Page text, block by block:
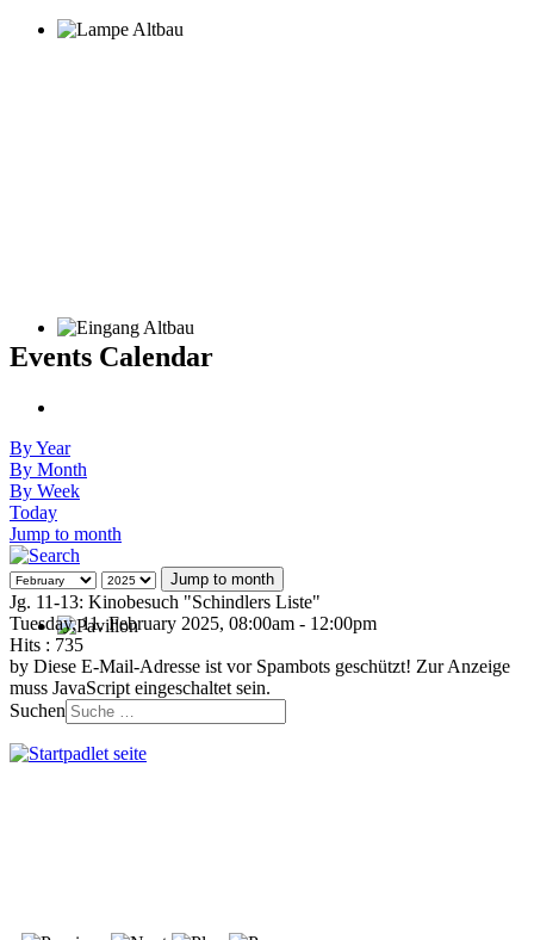
Events Calendar
By Year
By Month
By Week
Today
Jump to month
Jump to month
Jg. 11-13: Kinobesuch "Schindlers Liste"
Tuesday, 11. February 2025, 08:00am - 12:00pm
Hits : 735
by Diese E-Mail-Adresse ist vor Spambots geschützt! Zur Anzeige
muss JavaScript eingeschaltet sein.
Suchen